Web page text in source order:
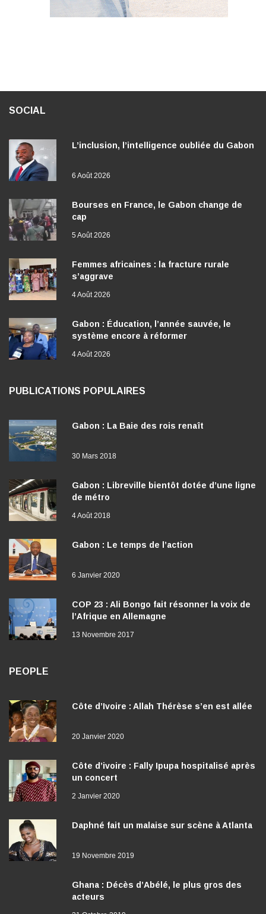
SOCIAL
L’inclusion, l’intelligence oubliée du Gabon
6 Août 2026
Bourses en France, le Gabon change de
cap
5 Août 2026
Femmes africaines : la fracture rurale
s’aggrave
4 Août 2026
Gabon : Éducation, l’année sauvée, le
système encore à réformer
4 Août 2026
PUBLICATIONS POPULAIRES
Gabon : La Baie des rois renaît
30 Mars 2018
Gabon : Libreville bientôt dotée d’une ligne
de métro
4 Août 2018
Gabon : Le temps de l’action
6 Janvier 2020
COP 23 : Ali Bongo fait résonner la voix de
l’Afrique en Allemagne
13 Novembre 2017
PEOPLE
Côte d’Ivoire : Allah Thérèse s’en est allée
20 Janvier 2020
Côte d’ivoire : Fally Ipupa hospitalisé après
un concert
2 Janvier 2020
Daphné fait un malaise sur scène à Atlanta
19 Novembre 2019
Ghana : Décès d’Abélé, le plus gros des
acteurs